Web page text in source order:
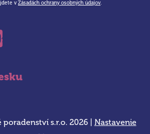
vZásadách ochrany osobných údajov.
s.r.o. 2026 | Nastavenie